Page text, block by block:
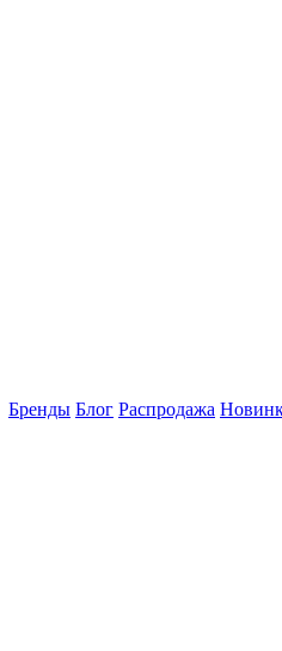
Бренды Блог Распродажа